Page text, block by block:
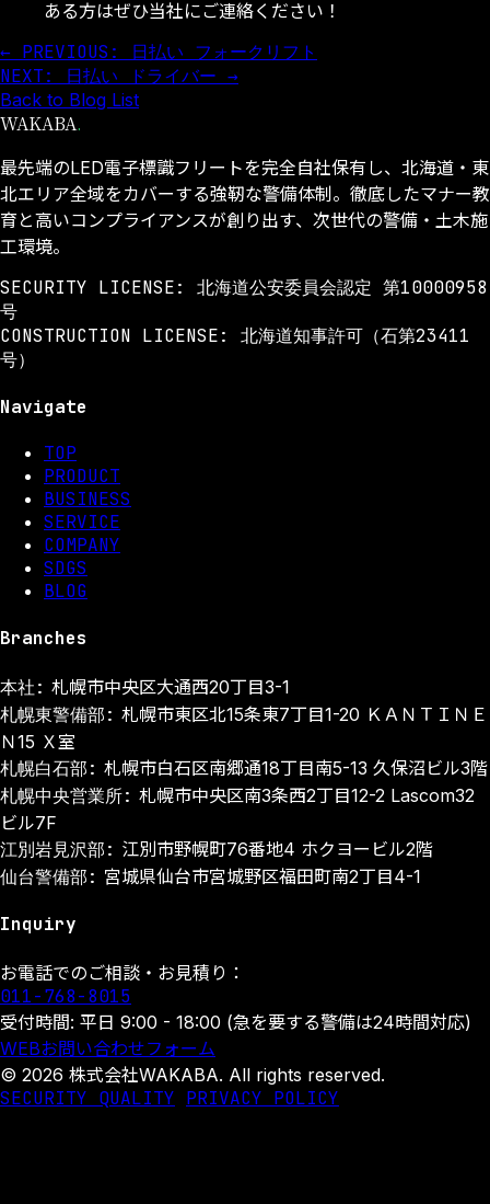
ある方はぜひ当社にご連絡ください！
← PREVIOUS: 日払い フォークリフト
NEXT: 日払い ドライバー →
Back to Blog List
WAKABA.
最先端のLED電子標識フリートを完全自社保有し、北海道・東
北エリア全域をカバーする強靭な警備体制。徹底したマナー教
育と高いコンプライアンスが創り出す、次世代の警備・土木施
工環境。
SECURITY LICENSE: 北海道公安委員会認定 第10000958
号
CONSTRUCTION LICENSE: 北海道知事許可（石第23411
号）
Navigate
TOP
PRODUCT
BUSINESS
SERVICE
COMPANY
SDGS
BLOG
Branches
本社: 札幌市中央区大通西20丁目3-1
札幌東警備部: 札幌市東区北15条東7丁目1-20 ＫＡＮＴＩＮＥ
Ｎ15 Ｘ室
札幌白石部: 札幌市白石区南郷通18丁目南5-13 久保沼ビル3階
札幌中央営業所: 札幌市中央区南3条西2丁目12-2 Lascom32
ビル7F
江別岩見沢部: 江別市野幌町76番地4 ホクヨービル2階
仙台警備部: 宮城県仙台市宮城野区福田町南2丁目4-1
Inquiry
お電話でのご相談・お見積り：
011-768-8015
受付時間: 平日 9:00 - 18:00 (急を要する警備は24時間対応)
WEBお問い合わせフォーム
© 2026 株式会社WAKABA. All rights reserved.
SECURITY QUALITY PRIVACY POLICY